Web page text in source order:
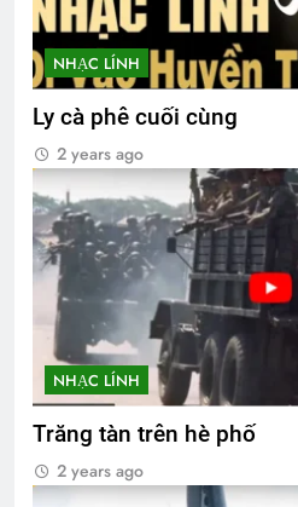
NHẠC LÍNH
Ly cà phê cuối cùng
2 years ago
NHẠC LÍNH
Trăng tàn trên hè phố
2 years ago